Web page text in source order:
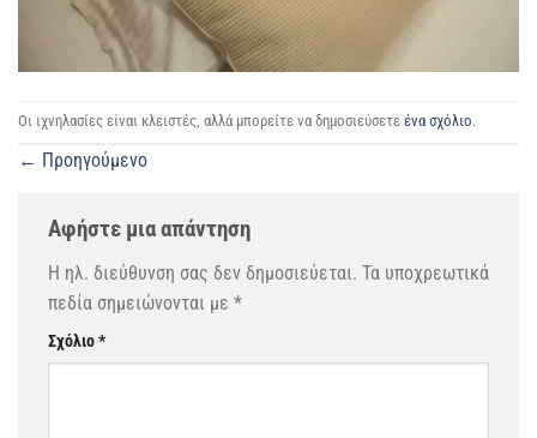
Οι ιχνηλασίες είναι κλειστές, αλλά μπορείτε να δημοσιεύσετε ένα σχόλιο.
← Προηγούμενο
Αφήστε μια απάντηση
Η ηλ. διεύθυνση σας δεν δημοσιεύεται. Τα υποχρεωτικά
πεδία σημειώνονται με *
Σχόλιο*